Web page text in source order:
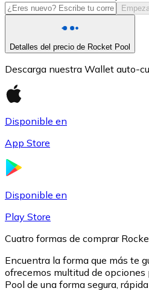
Detalles del precio de Rocket Pool
Descarga nuestra Wallet auto-
Disponible en
App Store
Disponible en
Play Store
Cuatro formas de comprar
Encuentra la forma que más te
ofrecemos multitud de opciones
Pool de una forma segura,